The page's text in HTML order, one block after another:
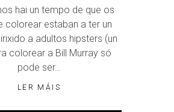
hai un tempo de que os
colorear estaban a ter un
a adultos hipsters (un
colorear a Bill Murray só
pode ser…
LER MÁIS